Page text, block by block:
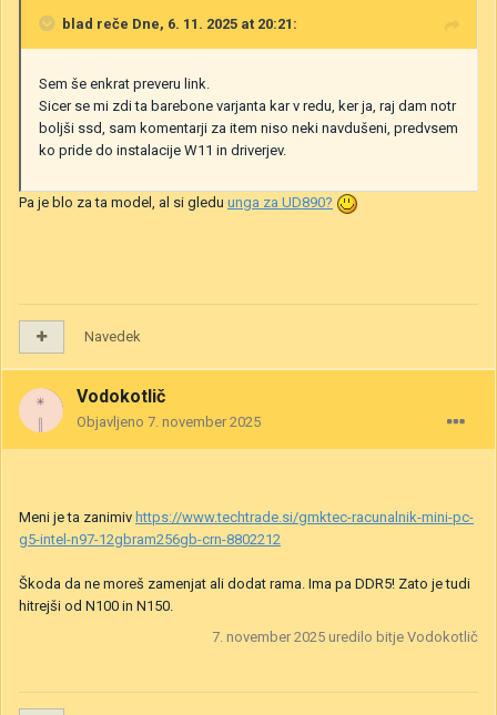
blad reče Dne, 6. 11. 2025 at 20:21:
Sem še enkrat preveru link.
Sicer se mi zdi ta barebone varjanta kar v redu, ker ja, raj dam notr
boljši ssd, sam komentarji za item niso neki navdušeni, predvsem
ko pride do instalacije W11 in driverjev.
Pa je blo za ta model, al si gledu unga za UD890?
Navedek
Vodokotlič
Objavljeno 7. november 2025
Meni je ta zanimiv https://www.techtrade.si/gmktec-racunalnik-mini-pc-
g5-intel-n97-12gbram256gb-crn-8802212
Škoda da ne moreš zamenjat ali dodat rama. Ima pa DDR5! Zato je tudi
hitrejši od N100 in N150.
7. november 2025 uredilo bitje Vodokotlič